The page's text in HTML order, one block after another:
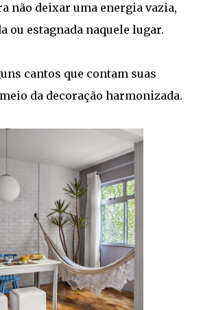
não deixar uma energia vazia,
ou estagnada naquele lugar.
cantos que contam suas
da decoração harmonizada.